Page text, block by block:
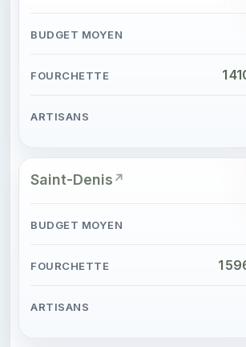
1
Saint-Denis
1